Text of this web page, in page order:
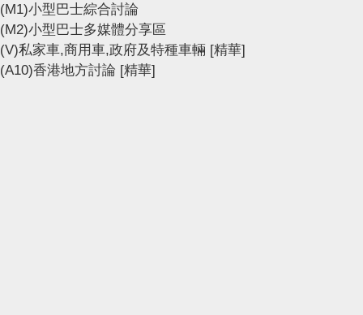
(M1)小型巴士綜合討論
(M2)小型巴士多媒體分享區
(V)私家車,商用車,政府及特種車輛 [精華]
(A10)香港地方討論 [精華]